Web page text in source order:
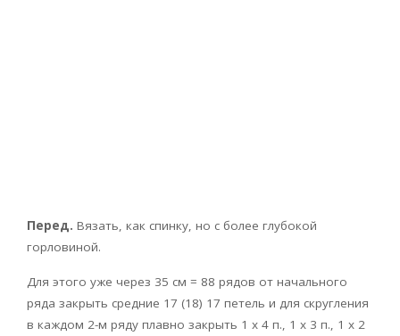
Перед. Вязать, как спинку, но с более глубокой
горловиной.
Для этого уже через 35 см = 88 рядов от начального
ряда закрыть средние 17 (18) 17 петель и для скругления
в каждом 2-м ряду плавно закрыть 1 х 4 п., 1 х 3 п., 1 х 2